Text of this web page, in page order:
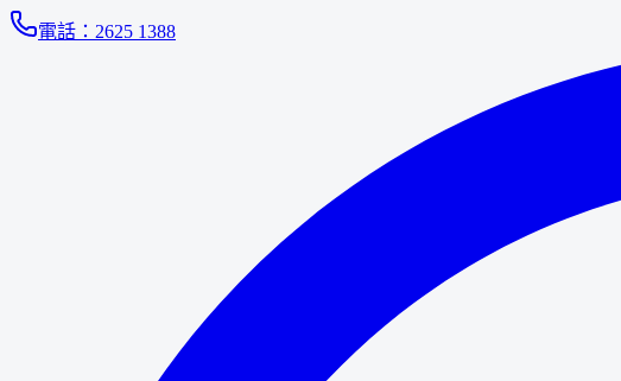
電話： 2625 1388